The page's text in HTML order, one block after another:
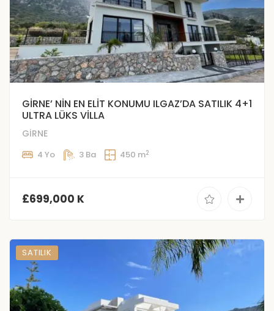
GİRNE’ NİN EN ELİT KONUMU ILGAZ’DA SATILIK 4+1
ULTRA LÜKS VİLLA
GİRNE
4 Yo 3 Ba 450 m2
£699,000 K
SATILIK